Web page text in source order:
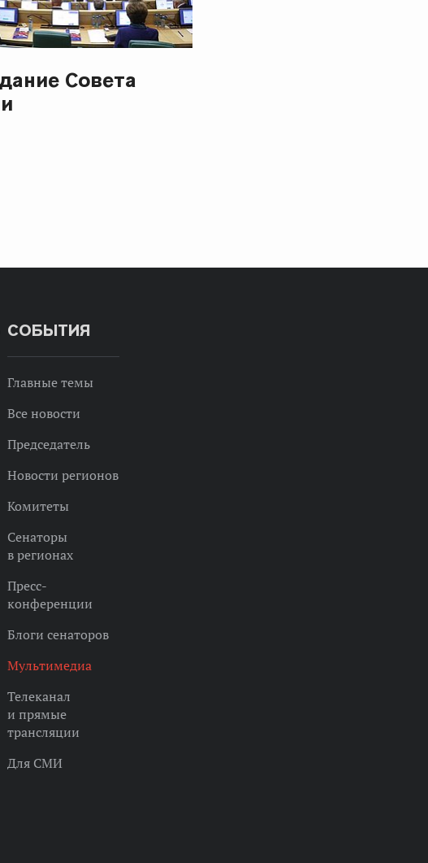
Совета
СОБЫТИЯ
Главные темы
Все новости
Председатель
Новости регионов
Комитеты
Сенаторы
в регионах
Пресс-
конференции
Блоги сенаторов
Мультимедиа
Телеканал
и прямые
трансляции
Для СМИ